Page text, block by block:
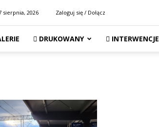
sierpnia, 2026 Zaloguj się / Dołącz
DRUKOWANY INTERWENCJE